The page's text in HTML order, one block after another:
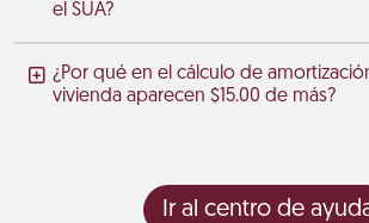
el SUA?
¿Por qué en el cálculo de
vivienda aparecen $15.00 de más?
Ir al centro de